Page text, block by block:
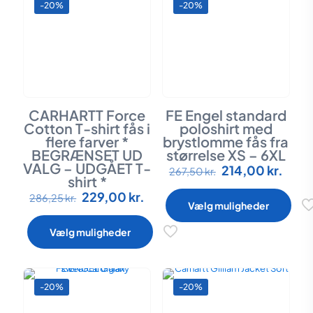
-20%
CARHARTT Force
Cotton T-shirt fås i
flere farver *
BEGRÆNSET UD
VALG – UDGÅET T-
shirt *
Dette
flere
varianter.
kan
286,25kr. Den
oprindelige
var:
286,25 kr..
229,00 kr. Den
aktuelle
pris
er:
229,00 kr..
Vælg muligheder
-20%
FE Engel standard
poloshirt med
brystlomme fås fra
størrelse XS – 6XL
Dette
flere
varianter.
på
267,50kr. Den
oprindelige
var:
267,50 kr..
214,00 kr.
pris
er:
Vælg muligheder
-20% -20%